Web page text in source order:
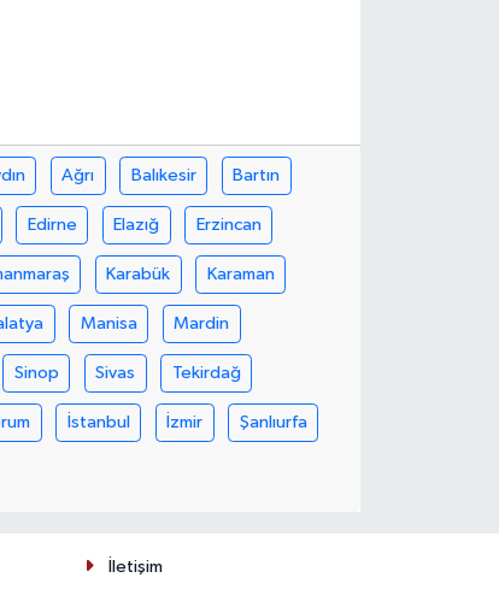
Ağrı Balıkesir Bartın
Edirne Elazığ Erzincan
Karabük Karaman
Manisa Mardin
Sinop Sivas Tekirdağ
İstanbul İzmir Şanlıurfa
İletişim